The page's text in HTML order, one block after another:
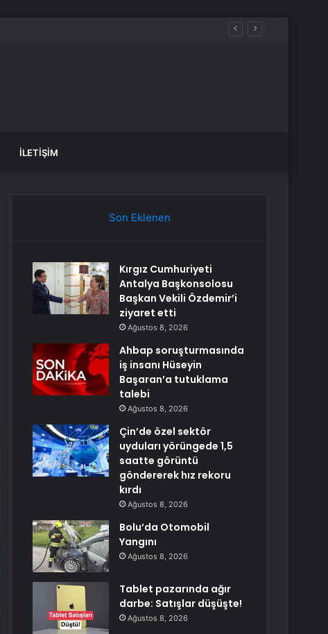
İLETIŞIM
Son Eklenen
Kırgız Cumhuriyeti
Antalya Başkonsolosu
Başkan Vekili Özdemir’i
ziyaret etti
Ağustos 8, 2026
Ahbap soruşturmasında
iş insanı Hüseyin
Başaran’a tutuklama
talebi
Ağustos 8, 2026
Çin’de özel sektör
uyduları yörüngede 1,5
saatte görüntü
göndererek hız rekoru
kırdı
Ağustos 8, 2026
Bolu’da Otomobil
Yangını
Ağustos 8, 2026
Tablet pazarında ağır
darbe: Satışlar düşüşte!
Ağustos 8, 2026